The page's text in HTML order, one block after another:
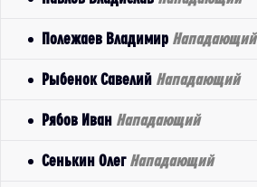
Полежаев Владимир Нападающий
Рыбенок Савелий Нападающий
Рябов Иван Нападающий
Сенькин Олег Нападающий